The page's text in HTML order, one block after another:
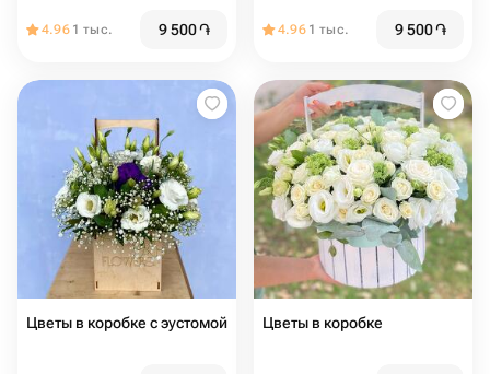
4.96 1 тыс. 9 500֏ 4.96 1 тыс. 9 500֏
Цветы в коробке с эустомой Цветы в коробке